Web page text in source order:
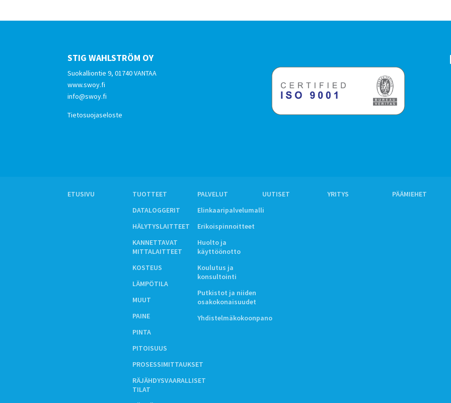
STIG WAHLSTRÖM OY
Suokalliontie 9, 01740 VANTAA
www.swoy.fi
info@swoy.fi
Tietosuojaseloste
ETUSIVU
TUOTTEET
DATALOGGERIT
HÄLYTYSLAITTEET
KANNETTAVAT
MITTALAITTEET
KOSTEUS
LÄMPÖTILA
MUUT
PAINE
PINTA
PITOISUUS
PROSESSIMITTAUKSET
RÄJÄHDYSVAARALLISET
TILAT
PALVELUT
Elinkaaripalvelumalli
Erikoispinnoitteet
Huolto ja
käyttöönotto
Koulutus ja
konsultointi
Putkistot ja niiden
osakokonaisuudet
Yhdistelmäkokoonpano
UUTISET YRITYS PÄÄMIEHET